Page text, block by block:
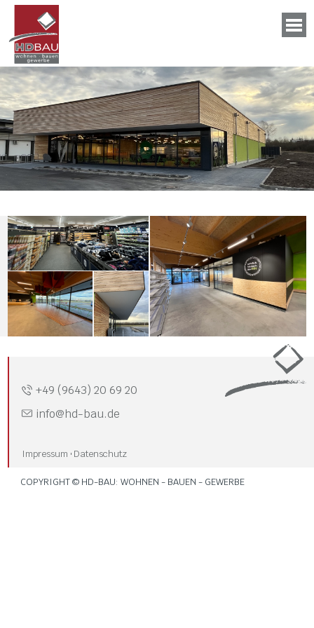
Ebl in Adelsdorf
+49 (9643) 20 69 20
info@hd-bau.de
Impressum Datenschutz
COPYRIGHT © HD-BAU: WOHNEN - BAUEN - GEWERBE